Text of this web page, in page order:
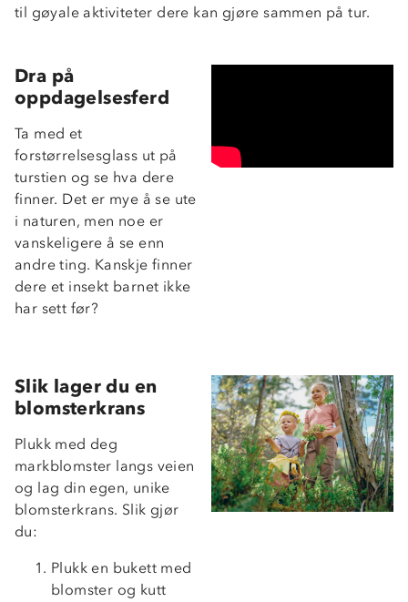
til gøyale aktiviteter dere kan gjøre sammen på tur.
Dra på
oppdagelsesferd
Ta med et
forstørrelsesglass ut på
turstien og se hva dere
finner. Det er mye å se ute
i naturen, men noe er
vanskeligere å se enn
andre ting. Kanskje finner
dere et insekt barnet ikke
har sett før?
Slik lager du en
blomsterkrans
Plukk med deg
markblomster langs veien
og lag din egen, unike
blomsterkrans. Slik gjør
du:
Plukk en bukett med
blomster og kutt